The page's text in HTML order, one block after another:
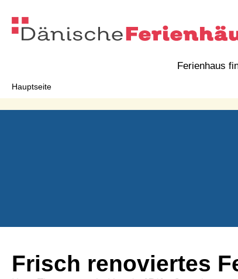
Ferienhaus
Hauptseite
Frisch renoviertes